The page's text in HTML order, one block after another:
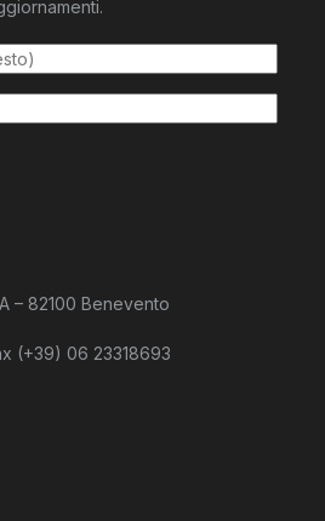
– 82100 Benevento
(+39) 06 23318693